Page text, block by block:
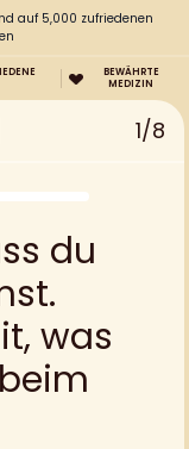
auf 5,000 zufriedenen
BEWÄHRTE
MEDIZIN
1/8
du
was